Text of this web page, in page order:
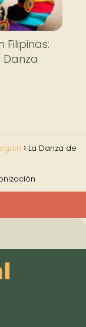
Filipinas:
La Danza de